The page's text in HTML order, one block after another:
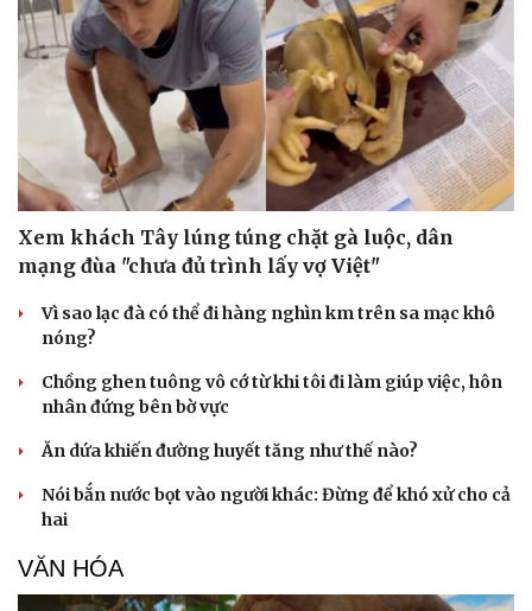
Thông tin doanh nghiệp
Doanh nghiệp 24h
Doanh nhân
Sành điệu
Tin Công nghệ
Xem khách Tây lúng túng chặt gà luộc, dân
mạng đùa "chưa đủ trình lấy vợ Việt"
Vì sao lạc đà có thể đi hàng nghìn km trên sa mạc khô
nóng?
Chồng ghen tuông vô cớ từ khi tôi đi làm giúp việc, hôn
nhân đứng bên bờ vực
Ăn dứa khiến đường huyết tăng như thế nào?
Nói bắn nước bọt vào người khác: Đừng để khó xử cho cả
hai
VĂN HÓA